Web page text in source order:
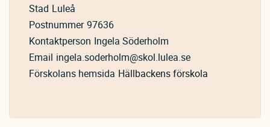
Stad Luleå
Postnummer 97636
Kontaktperson Ingela Söderholm
Email ingela.soderholm@skol.lulea.se
Förskolans hemsida Hällbackens förskola